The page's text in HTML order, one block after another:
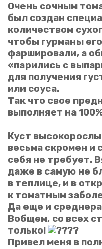
Очень сочным
был создан
количеством
чтобы гурманы
фаршировали, а
«парились с
для получения
или соуса.
Так что свое
выполняет на
Куст
весьма скромен и
себя не требует.
даже в самую не
в теплице, и в
к томатным
Да еще и
Вобщем, со всех
только!
Привел меня в